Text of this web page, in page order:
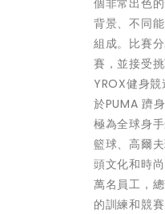
個非常出色
背景、不同
組成。比賽
賽，並接受
YROX健身
於PUMA 躋
極為全球身
籃球、高爾
頭文化和時
萬名員工，
的訓練和競